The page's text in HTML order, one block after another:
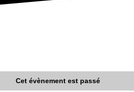
Cet évènement est passé